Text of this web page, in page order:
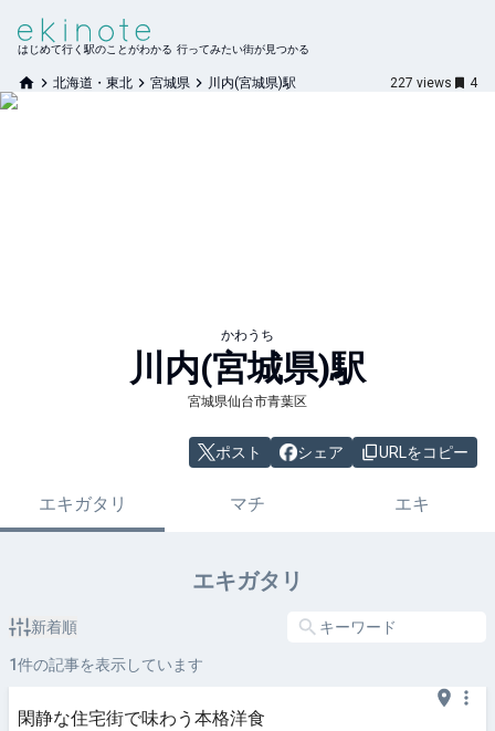
はじめて行く駅のことがわかる 行ってみたい街が見つかる
北海道・東北 宮城県 川内(宮城県)駅 227 views 4
かわうち
川内(宮城県)駅
宮城県仙台市青葉区
ポスト シェア URLをコピー
エキガタリ マチ エキ
エキガタリ
新着順
1件の記事を表示しています
閑静な住宅街で味わう本格洋食